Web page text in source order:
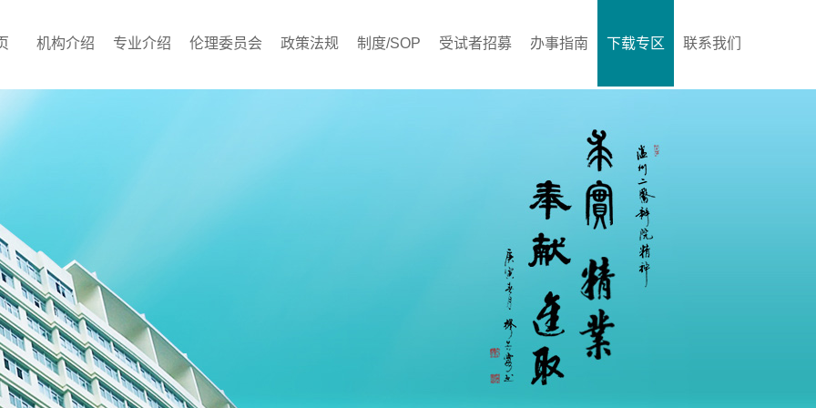
机构介绍 专业介绍 伦理委员会 政策法规 制度/SOP 受试者招募 办事指南 下载专区 联系我们